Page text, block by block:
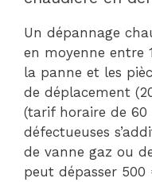
Un dépannage
en moyenne entre
la panne et les
de déplacement
(tarif horaire de 60
défectueuses
de vanne gaz ou
peut dépasser 500